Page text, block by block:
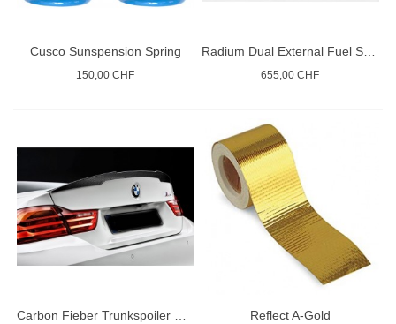
Cusco Sunspension Spring
150,00 CHF
Radium Dual External Fuel Surge Tank
655,00 CHF
Carbon Fieber Trunkspoiler BMW M4 F82 Reflect A-Gold